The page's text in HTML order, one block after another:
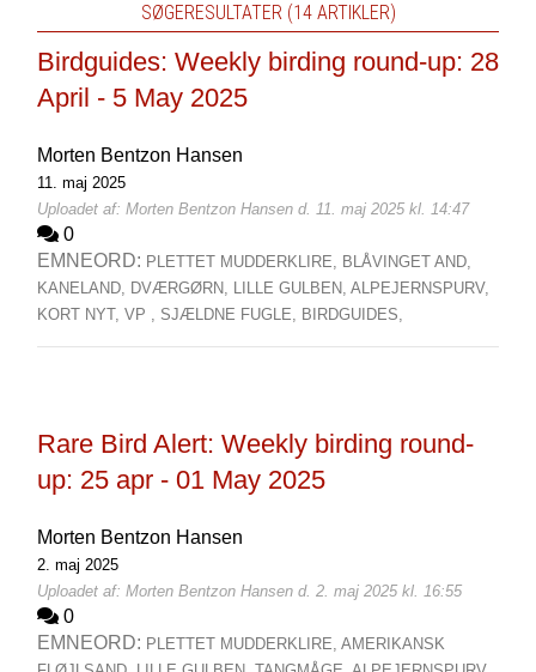
SØGERESULTATER (14 ARTIKLER)
Birdguides: Weekly birding round-up: 28
April - 5 May 2025
Morten Bentzon Hansen
11. maj 2025
Uploadet af: Morten Bentzon Hansen d. 11. maj 2025 kl. 14:47
0
EMNEORD: PLETTET MUDDERKLIRE, BLÅVINGET AND,
KANELAND, DVÆRGØRN, LILLE GULBEN, ALPEJERNSPURV,
KORT NYT, VP , SJÆLDNE FUGLE, BIRDGUIDES,
Rare Bird Alert: Weekly birding round-
up: 25 apr - 01 May 2025
Morten Bentzon Hansen
2. maj 2025
Uploadet af: Morten Bentzon Hansen d. 2. maj 2025 kl. 16:55
0
EMNEORD: PLETTET MUDDERKLIRE, AMERIKANSK